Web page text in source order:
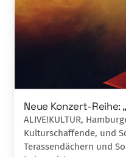
Neue Konzert-Reihe:
ALIVE!KULTUR,
Kulturschaffende, und
Terassendächern und